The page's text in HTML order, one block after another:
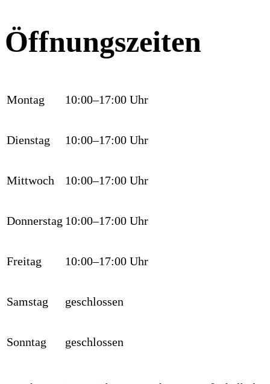
Öffnungs­zeiten
Montag 10:00–17:00 Uhr
Dienstag 10:00–17:00 Uhr
Mittwoch 10:00–17:00 Uhr
Donnerstag 10:00–17:00 Uhr
Freitag 10:00–17:00 Uhr
Samstag geschlossen
Sonntag geschlossen